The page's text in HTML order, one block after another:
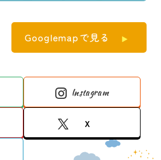
Googlemapで見る
Instagram
X